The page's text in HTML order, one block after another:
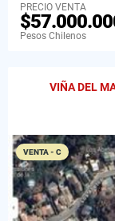
PRECIO VENTA
Pesos Chilenos
VIÑA DEL
VENTA - C